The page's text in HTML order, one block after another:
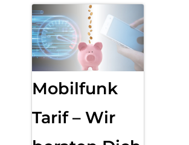
Mobilfunk
Tarif – Wir